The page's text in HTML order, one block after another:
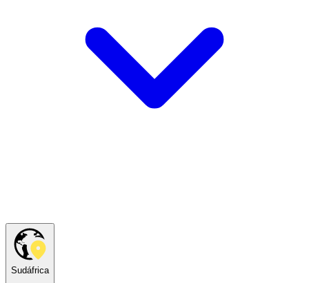
Sudáfrica